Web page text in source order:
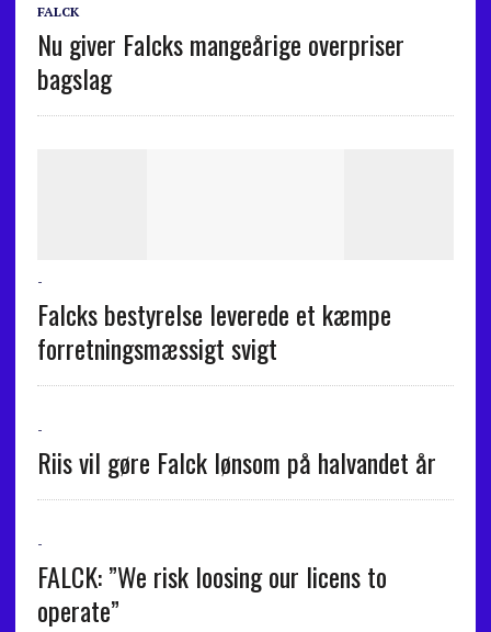
FALCK
Nu giver Falcks mangeårige overpriser
bagslag
-
Falcks bestyrelse leverede et kæmpe
forretningsmæssigt svigt
-
Riis vil gøre Falck lønsom på halvandet år
-
FALCK: ”We risk loosing our licens to
operate”